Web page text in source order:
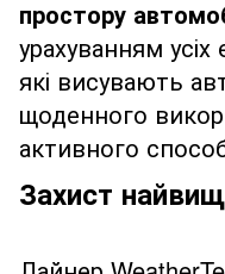
простору
урахуванням
які висувають
щоденного
активного
Захист